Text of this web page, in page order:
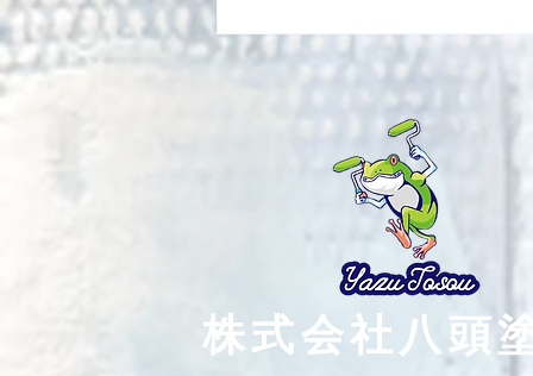
外壁、屋根塗装 鳥取市N様
株式会社八頭